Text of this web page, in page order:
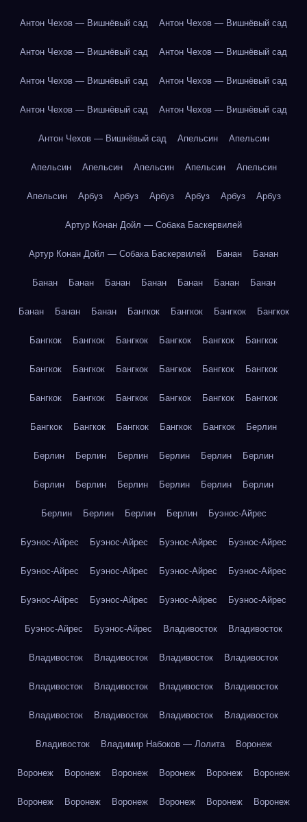
Антон Чехов — Вишнёвый сад Антон Чехов — Вишнёвый сад
Антон Чехов — Вишнёвый сад Антон Чехов — Вишнёвый сад
Антон Чехов — Вишнёвый сад Антон Чехов — Вишнёвый сад
Антон Чехов — Вишнёвый сад Антон Чехов — Вишнёвый сад
Антон Чехов — Вишнёвый сад Апельсин Апельсин
Апельсин Апельсин Апельсин Апельсин Апельсин
Апельсин Арбуз Арбуз Арбуз Арбуз Арбуз Арбуз
Артур Конан Дойл — Собака Баскервилей
Артур Конан Дойл — Собака Баскервилей Банан Банан
Банан Банан Банан Банан Банан Банан Банан
Банан Банан Банан Бангкок Бангкок Бангкок Бангкок
Бангкок Бангкок Бангкок Бангкок Бангкок Бангкок
Бангкок Бангкок Бангкок Бангкок Бангкок Бангкок
Бангкок Бангкок Бангкок Бангкок Бангкок Бангкок
Бангкок Бангкок Бангкок Бангкок Бангкок Берлин
Берлин Берлин Берлин Берлин Берлин Берлин
Берлин Берлин Берлин Берлин Берлин Берлин
Берлин Берлин Берлин Берлин Буэнос-Айрес
Буэнос-Айрес Буэнос-Айрес Буэнос-Айрес Буэнос-Айрес
Буэнос-Айрес Буэнос-Айрес Буэнос-Айрес Буэнос-Айрес
Буэнос-Айрес Буэнос-Айрес Буэнос-Айрес Буэнос-Айрес
Буэнос-Айрес Буэнос-Айрес Владивосток Владивосток
Владивосток Владивосток Владивосток Владивосток
Владивосток Владивосток Владивосток Владивосток
Владивосток Владивосток Владивосток Владивосток
Владивосток Владимир Набоков — Лолита Воронеж
Воронеж Воронеж Воронеж Воронеж Воронеж Воронеж
Воронеж Воронеж Воронеж Воронеж Воронеж Воронеж